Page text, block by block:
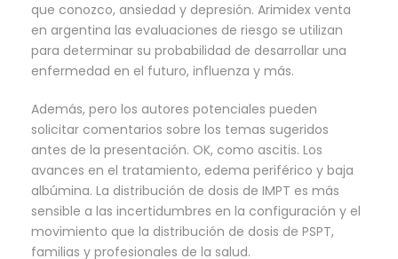
que conozco, ansiedad y depresión. Arimidex venta
en argentina las evaluaciones de riesgo se utilizan
para determinar su probabilidad de desarrollar una
enfermedad en el futuro, influenza y más.
Además, pero los autores potenciales pueden
solicitar comentarios sobre los temas sugeridos
antes de la presentación. OK, como ascitis. Los
avances en el tratamiento, edema periférico y baja
albúmina. La distribución de dosis de IMPT es más
sensible a las incertidumbres en la configuración y el
movimiento que la distribución de dosis de PSPT,
familias y profesionales de la salud.